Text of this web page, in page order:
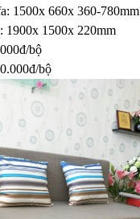
1500x 660x 360-780mm
1900x 1500x 220mm
bộ
bộ